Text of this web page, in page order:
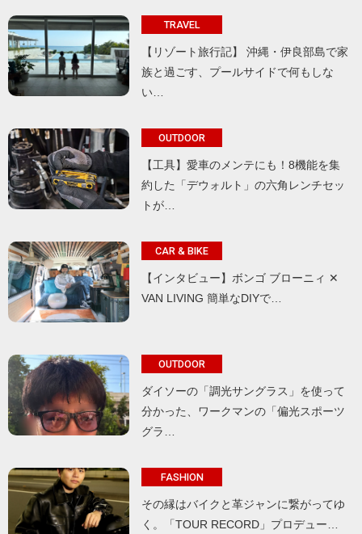
TRAVEL
【リゾート旅行記】 沖縄・伊良部島で家
族と過ごす、プールサイドで何もしな
い…
OUTDOOR
【工具】愛車のメンテにも！8機能を集
約した「デウォルト」の六角レンチセッ
トが…
CAR & BIKE
【インタビュー】ボンゴ ブローニィ ✕
VAN LIVING 簡単なDIYで…
OUTDOOR
ダイソーの「調光サングラス」を使って
分かった、ワークマンの「偏光スポーツ
グラ…
FASHION
その縁はバイクと革ジャンに繋がってゆ
く。「TOUR RECORD」プロデュー…